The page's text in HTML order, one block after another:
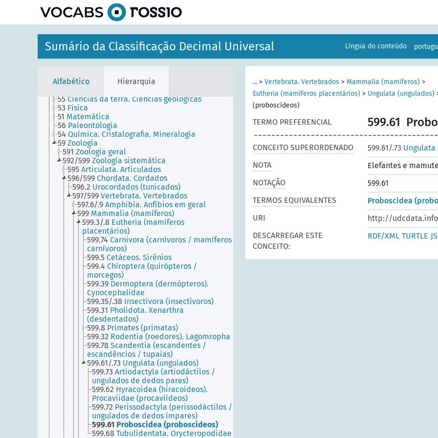
Sumário da Classificação Decimal Universal Língua do conteúdo
Alfabético Hierarquia
FILOSOFIA. PSICOLOGIA
9 GEOGRAFIA. BIOGRAFIA. HISTÓRIA
8 LÍNGUA. LINGUÍSTICA. LITERATURA
52 Astronomia. Astrofísica. Investigação espacial.
Geodésia
Ciência ambiental. Conservação dos
protecção contra as mesmas
55 Ciências da terra. Ciências geológicas
53 Física
51 Matemática
56 Paleontologia
54 Química. Cristalografia. Mineralogia
59 Zoologia
591 Zoologia geral
592/599 Zoologia sistemática
595 Articulata. Articulados
596/599 Chordata. Cordados
596.2 Urocordados (tunicados)
597/599 Vertebrata. Vertebrados
597.6/.9 Amphibia. Anfíbios em geral
599 Mammalia (mamíferos)
599.3/.8 Eutheria (mamíferos
placentários)
599.74 Carnivora (carnívoros / mamíferos
carnívoros)
599.5 Cetáceos. Sirênios
599.4 Chiroptera (quirópteros /
morcegos)
599.39 Dermoptera (dermópteros).
Cynocephalidae
599.35/.38 Insectivora (insectívoros)
599.31 Pholidota. Xenarthra
(desdentados)
599.8 Primates (primatas)
599.32 Rodentia (roedores). Lagomropha
599.78 Scandentia (escandentes /
escandêncios / tupaias)
599.61/.73 Ungulata (ungulados)
599.73 Artiodactyla (artiodáctilos /
ungulados de dedos pares)
599.62 Hyracoidea (hiracoídeos).
Procaviidae (procaviídeos)
599.72 Perissodactyla (perissodáctilos /
ungulados de dedos ímpares)
599.61 Proboscidea (proboscídeos)
599.68 Tubulidentata. Orycteropodidae
... > Vertebrata. Vertebrados > Mammalia (mamíferos) >
Eutheria (mamíferos placentários) > Ungulata (ungulados)
(proboscídeos)
TERMO PREFERENCIAL 599.61
CONCEITO SUPERORDENADO 599.61/.73 Ungulata
NOTA
Elefantes e
NOTAÇÃO
599.61
TERMOS EQUIVALENTES
Proboscidea
URI
http://
DESCARREGAR ESTE
CONCEITO:
RDF/XML TURTLE